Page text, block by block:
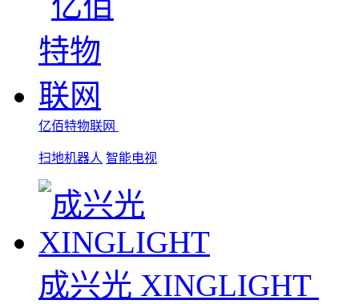
亿佰特物联网
扫地机器人 智能电视
成兴光 XINGLIGHT